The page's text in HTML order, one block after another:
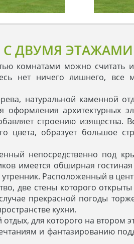
ДВУМЯ
комнатами можно считать
нет ничего лишнего,
натуральной каменной
архитектурных
строению изящества.
цвета, образует большое
непосредственно под
имеется обширная
Расположенный в
две стены которого
прекрасной погоды
кухни.
для которого на
и фантазированию